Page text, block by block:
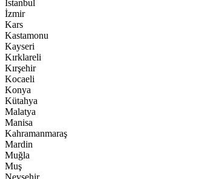
İstanbul
İzmir
Kars
Kastamonu
Kayseri
Kırklareli
Kırşehir
Kocaeli
Konya
Kütahya
Malatya
Manisa
Kahramanmaraş
Mardin
Muğla
Muş
Nevşehir